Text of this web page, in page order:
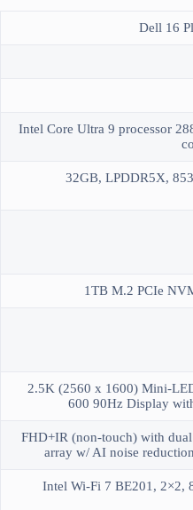
Dell 16
Intel Core Ultra 9 processor
32GB, LPDDR5X,
1TB M.2 PCIe
16.0" 2.5K (2560 x 1600) Mini-
600 90Hz Display
FHD+IR (non-touch) with
array w/ AI noise
Intel Wi-Fi 7 BE201, 2×2,